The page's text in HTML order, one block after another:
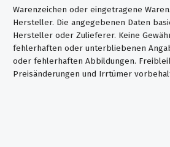
Warenzeichen oder eingetragene
Hersteller. Die angegebenen Daten
Hersteller oder Zulieferer. Keine
fehlerhaften oder unterbliebenen
oder fehlerhaften Abbildungen.
Preisänderungen und Irrtümer